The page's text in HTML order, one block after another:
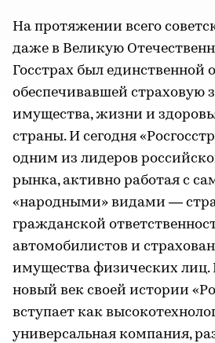
На протяжении всего
даже в Великую
Госстрах был единственной
обеспечивавшей страховую
имущества, жизни и
страны. И сегодня
одним из лидеров
рынка, активно работая с
«народными» видами —
гражданской
автомобилистов и
имущества физических лиц.
новый век своей истории
вступает как
универсальная компания,